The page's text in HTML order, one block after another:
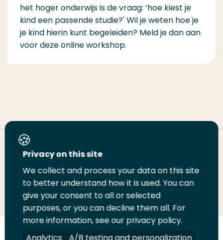
het hoger onderwijs is de vraag: ‘hoe kiest je
kind een passende studie?' Wil je weten hoe je
je kind hierin kunt begeleiden? Meld je dan aan
voor deze online workshop.
Deel deze pagina
Deel
LinkedIn
Deel
op
Twitter
Deel
op
Facebook
Email
deze
pagina
Print
deze
pagina
Privacy on this site
We collect and process your data on this site
to better understand how it is used. You can
give your consent to all or selected
purposes, or you can decline them all. For
more information, see our privacy policy.